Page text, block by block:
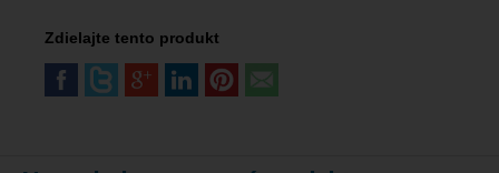
Zdielajte tento produkt